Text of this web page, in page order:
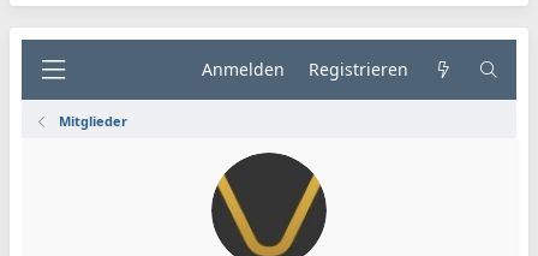
Anmelden Registrieren
Mitglieder